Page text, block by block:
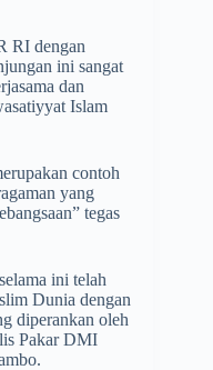
RI dengan
ini sangat
dan
Islam
contoh
yang
tegas
ini telah
Dunia dengan
diperankan oleh
Pakar DMI